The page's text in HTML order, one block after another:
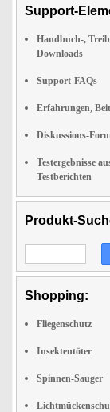
Support-
Handbuch-,
Downloads
Support-FAQs
Erfahrungen,
Diskussions-
Testergebnisse
Testberichten
Produkt-
Shopping:
Fliegenschutz
Insektentöter
Spinnen-Sauger